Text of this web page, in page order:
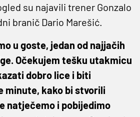
su najavili trener Gonzalo
branič Dario Marešić.
u goste, jedan od najjačih
Očekujem tešku utakmicu
dobro lice i biti
minute, kako bi stvorili
natječemo i pobijedimo